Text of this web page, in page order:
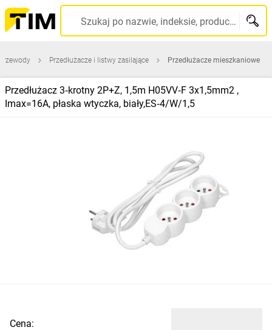
Szukaj po nazwie, indeksie, producencie, kodzie kreskowym...
Przedłużacze i listwy zasilające Przedłużacze mieszkaniowe
Przedłużacz 3‑krotny 2P+Z, 1,5m H05VV‑F 3x1,5mm2 ,
Imax=16A, płaska wtyczka, biały,ES‑4/W/1,5
Cena: